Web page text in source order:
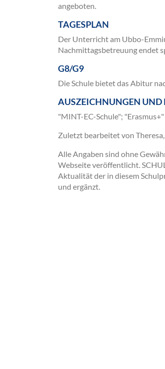
angeboten.
TAGESPLAN
Der Unterricht am Ubbo-
Nachmittagsbetreuung endet
G8/G9
Die Schule bietet das Abitur
AUSZEICHNUNGEN UND
"MINT-EC-Schule"; "Erasmus+"
Zuletzt bearbeitet von
Alle Angaben sind ohne
Webseite veröffentlicht.
Aktualität der in diesem
und ergänzt.